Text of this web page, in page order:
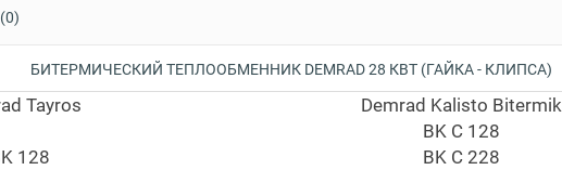
БИТЕРМИЧЕСКИЙ ТЕПЛООБМЕННИК DEMRAD 28 КВТ (ГАЙКА - КЛИПСА)
Tayros Demrad Kalisto Bitermik
128
BK C 128
BK C 228